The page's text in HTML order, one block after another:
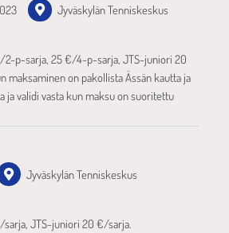
Jyväskylän Tenniskeskus
2-p-sarja, 25 €/4-p-sarja, JTS-juniori 20
maksaminen on pakollista Ässän kautta ja
ja validi vasta kun maksu on suoritettu
Jyväskylän Tenniskeskus
JTS-juniori 20 €/sarja.